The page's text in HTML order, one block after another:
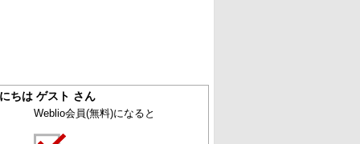
ちは ゲスト さん
Weblio会員(無料)になると